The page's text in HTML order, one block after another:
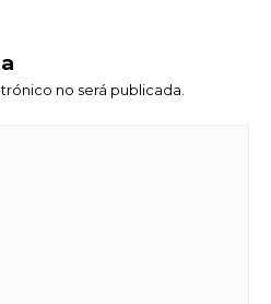
no será publicada.